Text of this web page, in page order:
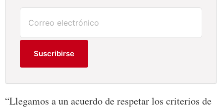
Suscribirse
“Llegamos a un acuerdo de respetar los criterios de